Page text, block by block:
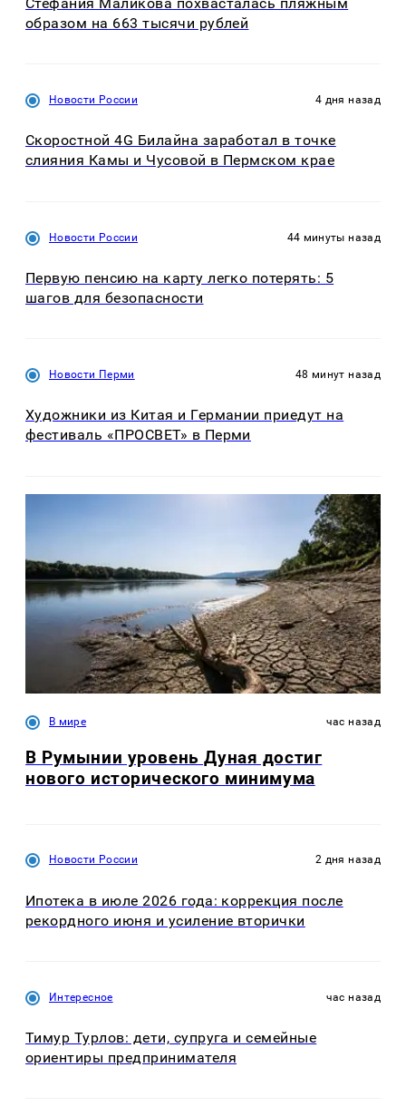
образом на 663 тысячи рублей
Новости России 4 дня назад
Скоростной 4G Билайна заработал в точке
слияния Камы и Чусовой в Пермском крае
Новости России 44 минуты назад
Первую пенсию на карту легко потерять: 5
шагов для безопасности
Новости Перми 48 минут назад
Художники из Китая и Германии приедут на
фестиваль «ПРОСВЕТ» в Перми
В мире час назад
В Румынии уровень Дуная достиг
нового исторического минимума
Новости России 2 дня назад
Ипотека в июле 2026 года: коррекция после
рекордного июня и усиление вторички
Интересное час назад
Тимур Турлов: дети, супруга и семейные
ориентиры предпринимателя